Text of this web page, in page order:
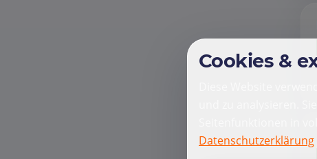
Cookies &
Diese Website
Datenschutzerklärung